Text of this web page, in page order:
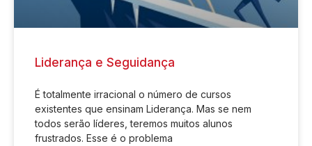
Liderança e Seguidança
É totalmente irracional o número de cursos
existentes que ensinam Liderança. Mas se nem
todos serão líderes, teremos muitos alunos
frustrados. Esse é o problema